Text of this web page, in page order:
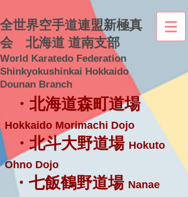
全世界空手道連盟新極真
会 北海道 道南支部
World Karatedo Federation
Shinkyokushinkai Hokkaido
Dounan Branch
・北海道森町道場
Hokkaido Morimachi Dojo
・北斗大野道場 Hokuto
Ohno Dojo
・七飯鶴野道場 Nanae